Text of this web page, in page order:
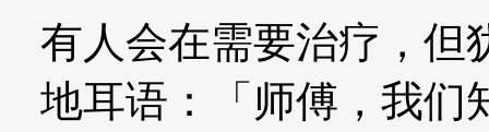
有人会在需要治疗，但
地耳语：「师傅，我